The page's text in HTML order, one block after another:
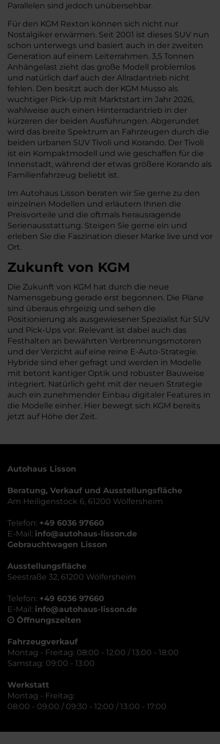
Parallelen sind jedoch unübersehbar.
Für den KGM Rexton können sich nicht nur
Nostalgiker erwärmen. Seit 2001 ist dieses SUV nun
schon unterwegs und basiert auch in der zweiten
Generation auf einem Leiterrahmen. 3,5 Tonnen
Anhängelast zieht das große Modell problemlos
und natürlich darf auch der Allradantrieb nicht
fehlen. Den besitzt auch der KGM Musso als
wuchtiger Pick-Up mit Marktstart im Jahr 2026,
wahlweise auch einen Hinterradantrieb in der
kürzeren der beiden Ausführungen. Abgerundet
wird das breite Spektrum an Fahrzeugen durch die
beiden urbanen SUV Tivoli und Korando. Der Tivoli
ist ein Kompaktmodell und wie geschaffen für die
Innenstadt, während der etwas größere Korando als
Familienfahrzeug beliebt ist.
Im Autohaus Lisson beraten wir Sie gerne zu den
einzelnen Modellen und erläutern Ihnen die
Preisvorteile und die oftmals herausragende
Serienausstattung. Steigen Sie gerne ein und
erleben Sie die Faszination dieser Marke live und vor
Ort.
Zukunft von KGM
Die Zukunft von KGM hat durch die neue
Namensgebung gerade erst begonnen. Die Pläne
sind überaus ehrgeizig und sehen die
Positionierung als ausgewiesener Spezialist für SUV
und Pick-Ups vor. Relevant ist dabei auch das
Festhalten an bewährten Verbrennungsmotoren
und der Verzicht auf eine reine E-Auto-Strategie.
Hybride sind eher gefragt und werden in Modelle
mit betont kantiger Optik und robuster Bauweise
integriert. Natürlich geht mit der neuen Strategie
auch ein zunehmender Einbau digitaler Features in
die Modelle einher. Hier bewegt sich KGM bereits
jetzt auf Höhe der Zeit.
Autohaus Lisson
Beratung, Verkauf und Ausstellungsfläche
Am Heiligenstock 6, 61200 Wölfersheim
Telefon: +49 6036 97660
E-Mail: info@autohaus-lisson.de
Gebrauchtwagen Lisson
Ausstellungsfläche
Seestraße 32, 61200 Wölfersheim
Telefon: +49 6036 97660
E-Mail: info@autohaus-lisson.de
Öffnungszeiten
Fahrzeugverkauf
Montag - Freitag: 08:00 - 12:00 / 13:00 - 18:00
Samstag: 09:00 - 13:00
Werkstatt
Montag - Freitag:
08:00 - 09:00 / 09:30 - 12:00 / 13:00 - 17:00